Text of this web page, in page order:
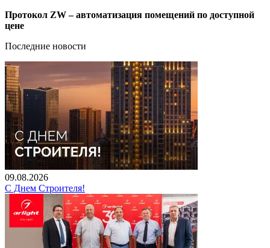
Протокол ZW – автоматизация помещений по доступной
цене
Последние новости
09.08.2026
С Днем Строителя!